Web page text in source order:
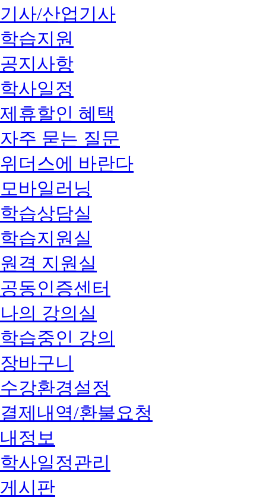
기사/산업기사
학습지원
공지사항
학사일정
제휴할인 혜택
자주 묻는 질문
위더스에 바란다
모바일러닝
학습상담실
학습지원실
원격 지원실
공동인증센터
나의 강의실
학습중인 강의
장바구니
수강환경설정
결제내역/환불요청
내정보
학사일정관리
게시판